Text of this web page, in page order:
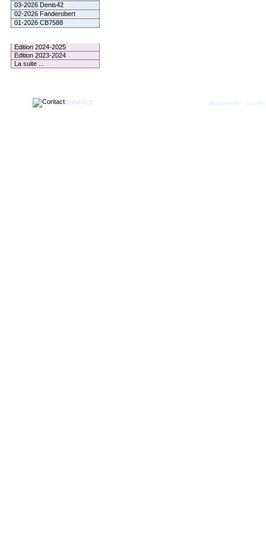
03-2026 Denis42
02-2026 Fanderobert
01-2026 CB7588
Edition 2024-2025
Edition 2023-2024
La suite ...
CONTACT Règlement Les